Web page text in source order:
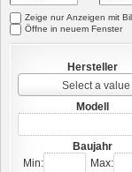
Zeige nur Anzeigen mit
Öffne in neuem Fenster
Hersteller
Select a value
Modell
Baujahr
Min:
Max: